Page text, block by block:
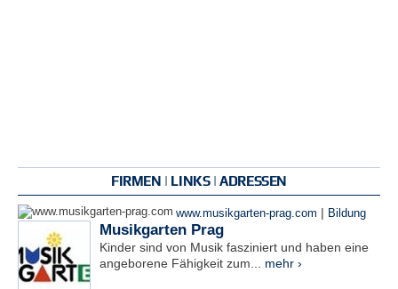
FIRMEN | LINKS | ADRESSEN
www.musikgarten-prag.com | Bildung
Musikgarten Prag
Kinder sind von Musik fasziniert und haben eine
angeborene Fähigkeit zum... mehr ›